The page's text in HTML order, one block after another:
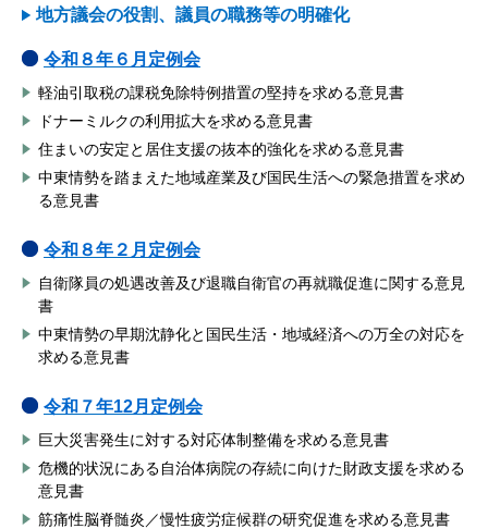
地方議会の役割、議員の職務等の明確化
令和８年６ 月定例会
軽油引取税の課税免除特例措置の堅持を求める意見書
ドナーミルクの利用拡大を求める意見書
住まいの安定と居住支援の抜本的強化を求める意見書
中東情勢を踏まえた地域産業及び国民生活への緊急措置を求め
る意見書
令和８年２ 月定例会
自衛隊員の処遇改善及び退職自衛官の再就職促進に関する意見
書
中東情勢の早期沈静化と国民生活・地域経済への万全の対応を
求める意見書
令和７年12月定例会
巨大災害発生に対する対応体制整備を求める意見書
危機的状況にある自治体病院の存続に向けた財政支援を求める
意見書
筋痛性脳脊髄炎／慢性疲労症候群の研究促進を求める意見書